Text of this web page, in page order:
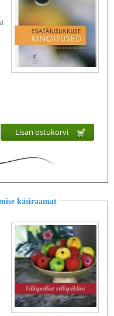
Lisan ostukorvi
käsiraamat